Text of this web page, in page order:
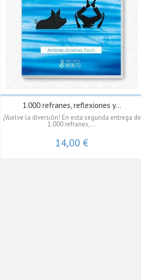
1.000 refranes, reflexiones y...
¡Vuelve la diversión! En esta segunda entrega de
1.000 refranes,...
14,00 €